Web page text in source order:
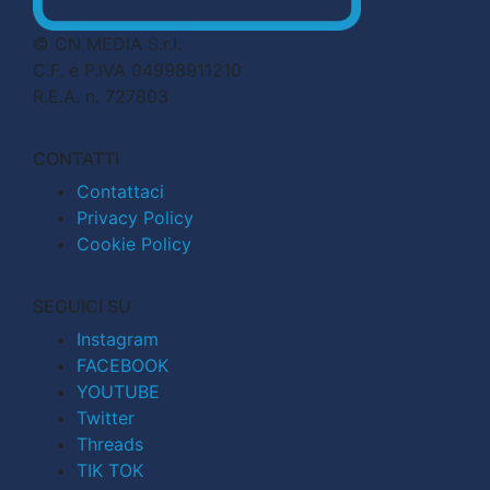
© CN MEDIA S.r.l.
C.F. e P.IVA 04998911210
R.E.A. n. 727803
CONTATTI
Contattaci
Privacy Policy
Cookie Policy
SEGUICI SU
Instagram
FACEBOOK
YOUTUBE
Twitter
Threads
TIK TOK